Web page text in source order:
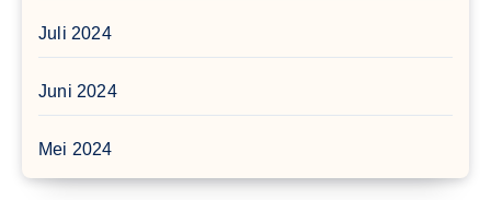
Juli 2024
Juni 2024
Mei 2024